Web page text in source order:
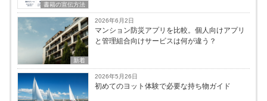
書籍の宣伝方法
新着
2026年6月2日
マンション防災アプリを比較。個人向けアプリ
と管理組合向けサービスは何が違う？
2026年5月26日
初めてのヨット体験で必要な持ち物ガイド